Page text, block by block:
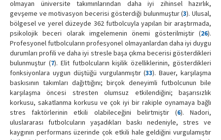
olmayan üniversite takımınlarından daha iyi zihinsel hazırlık,
gevşeme ve motivasyon becerisi gösterdiği bulunmuştur (3). Ulusal,
bölgesel ve yerel düzeyde 362 futbolcuyla yapılan bir araştırmada,
psikolojik beceri olarak imgelemenin önemi gösterilmiştir (26).
Profesyonel futbolcuların profesyonel olmayanlardan daha iyi duygu
durumları profili ve daha iyi stresle başa çıkma becerisi gösterdikleri
bulunmuştur (7). Elit futbolcuların kişilik özelliklerinin, gösterdikleri
fonksiyonlara uygun düştüğü vurgulanmıştır (33). Bauer, karşılaşma
baskısının takımları dağıttığını; birçok deneyimli futbolcunun bile
karşılaşma öncesi stresten olumsuz etkilendiğini; başarısızlık
korkusu, sakatlanma korkusu ve çok iyi bir rakiple oynamaya bağlı
stres faktörlerinin etkili olabileceğini belirtmiştir (6). Nadori,
uluslararası futbolcuların yaşadıkları baskı nedeniyle, stres ve
kaygının performans üzerinde çok etkili hale geldiğini vurgulamıştır